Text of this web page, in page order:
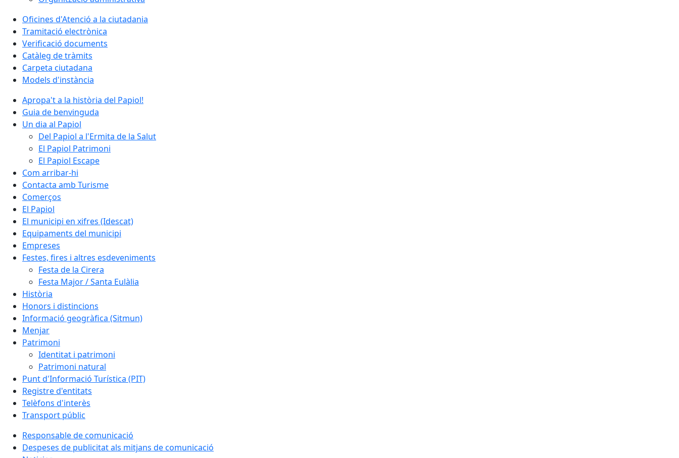
Oficines d'Atenció a la ciutadania
Tramitació electrònica
Verificació documents
Catàleg de tràmits
Carpeta ciutadana
Models d'instància
Apropa't a la història del Papiol!
Guia de benvinguda
Un dia al Papiol
Del Papiol a l'Ermita de la Salut
El Papiol Patrimoni
El Papiol Escape
Com arribar-hi
Contacta amb Turisme
Comerços
El Papiol
El municipi en xifres (Idescat)
Equipaments del municipi
Empreses
Festes, fires i altres esdeveniments
Festa de la Cirera
Festa Major / Santa Eulàlia
Història
Honors i distincions
Informació geogràfica (Sitmun)
Menjar
Patrimoni
Identitat i patrimoni
Patrimoni natural
Punt d'Informació Turística (PIT)
Registre d'entitats
Telèfons d'interès
Transport públic
Responsable de comunicació
Despeses de publicitat als mitjans de comunicació